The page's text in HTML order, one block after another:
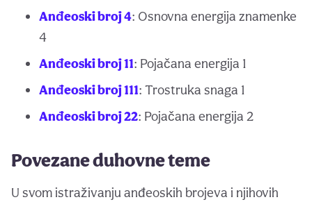
Anđeoski broj 4: Osnovna energija znamenke
4
Anđeoski broj 11: Pojačana energija 1
Anđeoski broj 111: Trostruka snaga 1
Anđeoski broj 22: Pojačana energija 2
Povezane duhovne teme
U svom istraživanju anđeoskih brojeva i njihovih